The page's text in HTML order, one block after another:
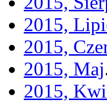
2015,
2015,
2015, Maj
2015,